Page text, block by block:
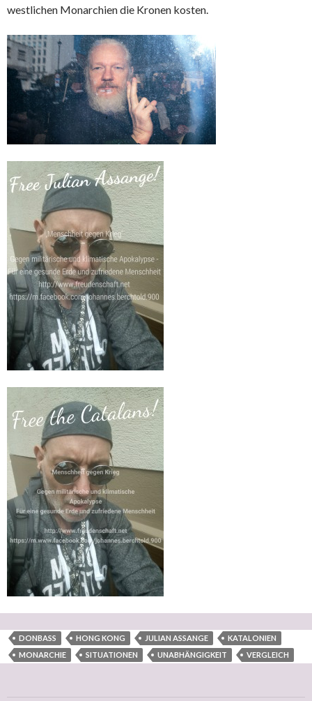
westlichen Monarchien die Kronen kosten.
DONBASS HONG KONG JULIAN ASSANGE
KATALONIEN
MONARCHIE
SITUATIONEN UNABHÄNGIGKEIT VERGLEICH